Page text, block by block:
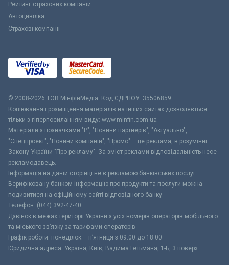
Рейтинг страхових компаній
Автоцивілка
Страхові компанії
© 2008-2026 ТОВ МiнфiнМедiа. Код ЄДРПОУ: 35506859
Копіювання і розміщення матеріалів на інших сайтах дозволяється
тільки з гіперпосиланням виду: www.minfin.com.ua
Матеріали з позначками "Р", "Новини партнерів", "Актуально",
"Спецпроект", "Новини компаній", "Промо" – це реклама, в розумінні
Закону України "Про рекламу". За зміст реклами відповідальність несе
рекламодавець.
Інформація на даній сторінці не є рекламою банківських послуг.
Верифіковану банком інформацію про продукти та послуги можна
подивитися на офіційному сайті відповідного банку.
Телефон: (044) 392-47-40
Дзвінок в межах території України з усіх номерів операторів мобільного
та міського зв’язку за тарифами операторів
Графік роботи: понеділок – п’ятниця з 09:00 до 18:00
Юридична адреса: Україна, Київ, Вадима Гетьмана, 1-Б, 3 поверх